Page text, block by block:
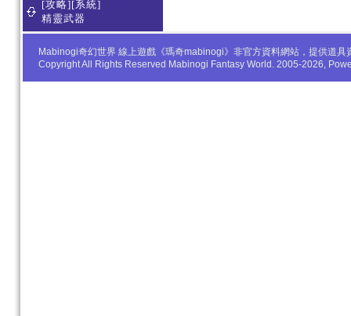
[攻略][系統]
精靈武器
Mabinogi奇幻世界 線上遊戲《瑪奇mabinogi》非官方資料網站，提供道
Copyright All Rights Reserved Mabinogi Fantasy World. 2005-2026,